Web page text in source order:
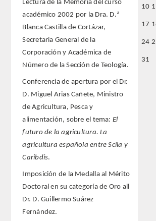
NUMERO
SUPERNUMERARIOS
CORRESPONDIENTES
Nacionales
Extranjeros
HONOR
HISTÓRICO DE ACADÉMICOS
NÚMERO
Lectura de la Memoria del curso
académico 2002 por la Dra. D.ª
Blanca Castilla de Cortázar,
Secretaria General de la
Corporación y Académica de
Número de la Sección de Teología.
Conferencia de apertura por el Dr.
D. Miguel Arias Cañete, Ministro
de Agricultura, Pesca y
alimentación, sobre el tema: El
futuro de la agricultura. La
agricultura española entre Scila y
Caribdis.
Imposición de la Medalla al Mérito
Doctoral en su categoría de Oro all
Dr. D. Guillermo Suárez
Fernández.
10
17
24
31